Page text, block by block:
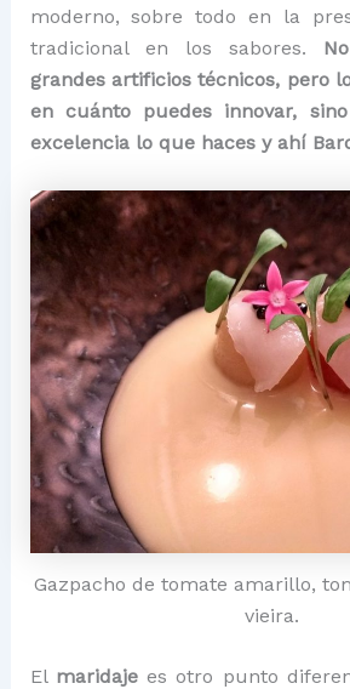
moderno, sobre todo en la
tradicional en los sabores.
grandes artificios técnicos, pero
en cuánto puedes innovar,
excelencia lo que haces y ahí
Gazpacho de tomate amarillo,
vieira.
El maridajees otro punto